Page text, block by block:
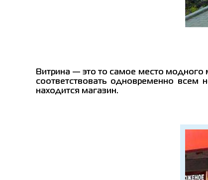
Витрина — это то самое место модного
соответствовать одновременно всем
находится магазин.